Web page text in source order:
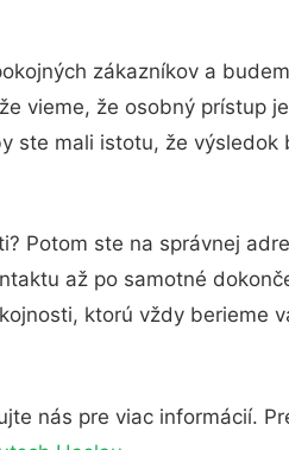
zákazníkov a
vieme, že osobný prístup
ste mali istotu, že výsledok
Potom ste na správnej
až po samotné
ktorú vždy berieme
nás pre viac informácií.